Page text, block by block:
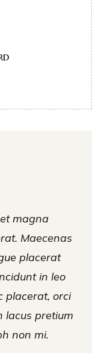
magna
Maecenas
placerat
in leo
placerat, orci
lacus pretium
non mi.